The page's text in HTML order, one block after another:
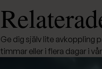
Ge dig själv lite avkoppling
timmar eller i flera dagar i